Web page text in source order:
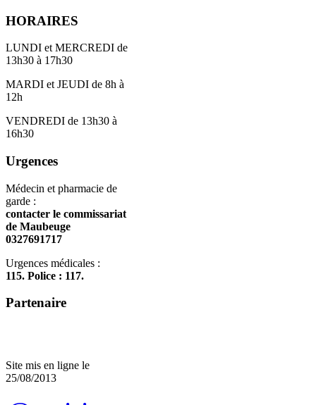
HORAIRES
LUNDI et MERCREDI de
13h30 à 17h30
MARDI et JEUDI de 8h à
12h
VENDREDI de 13h30 à
16h30
Urgences
Médecin et pharmacie de
garde :
contacter le commissariat
de Maubeuge
0327691717
Urgences médicales :
115. Police : 117.
Partenaire
Site mis en ligne le
25/08/2013